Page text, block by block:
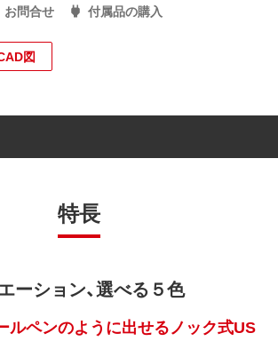
お問合せ 付属品の購入
図
特長
ーション、選べる５色
ルペンのように出せるノック式US